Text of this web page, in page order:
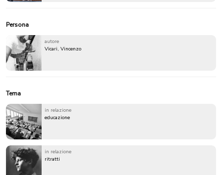
Persona
autore
Vicari, Vincenzo
Tema
in relazione
educazione
in relazione
ritratti